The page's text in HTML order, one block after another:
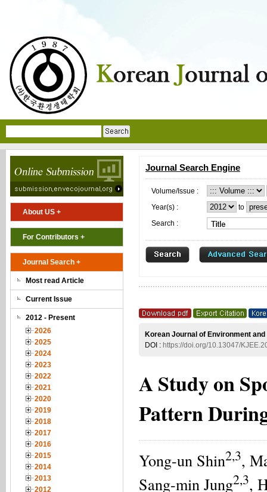
About US +
For Contributors +
Journal Search +
Most read Article
Current Issue
2012 - Present
2026
2025
2024
2023
2022
2021
2020
2019
2018
2017
2016
2015
2014
2013
2012
Journal Search Engine
Volume/Issue :
Year(s) :
to
Search :
Korean Journal of Environment
DOI : https://doi.org/10.13047/
A Study on
Pattern
Yong-un Shin2,3,
Sang-min Jung2,3,